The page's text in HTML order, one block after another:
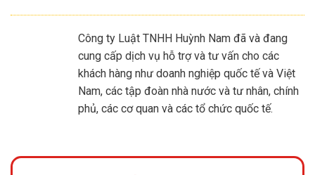
Công ty Luật TNHH Huỳnh Nam đã và đang
cung cấp dịch vụ hỗ trợ và tư vấn cho các
khách hàng như doanh nghiệp quốc tế và Việt
Nam, các tập đoàn nhà nước và tư nhân, chính
phủ, các cơ quan và các tổ chức quốc tế.